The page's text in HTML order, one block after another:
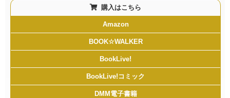
購入はこちら
Amazon
BOOK☆WALKER
BookLive!
BookLive!コミック
DMM電子書籍